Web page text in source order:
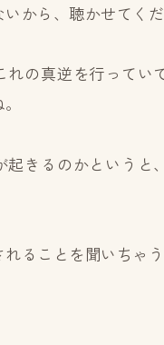
から、聴かせてく
の真逆を行ってい
きるのかというと
ることを聞いちゃう